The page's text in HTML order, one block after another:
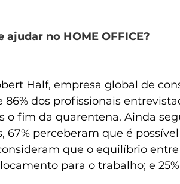
ajudar no HOME OFFICE?
Half, empresa global de
86% dos profissionais
o fim da quarentena. Ainda
67% perceberam que é
que o equilíbrio
para o trabalho; e